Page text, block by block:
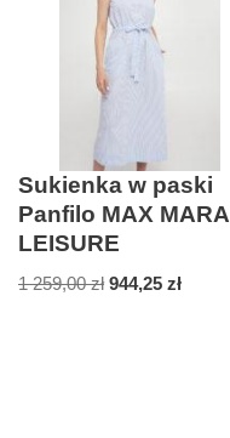
Sukienka w paski
Panfilo MAX MARA
LEISURE
1 259,00zł 944,25 zł